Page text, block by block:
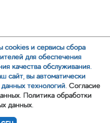
cookies и сервисы сбора
для обеспечения
качества обслуживания.
сайт, вы автоматически
технологий. Согласие
Политика обработки
данных.